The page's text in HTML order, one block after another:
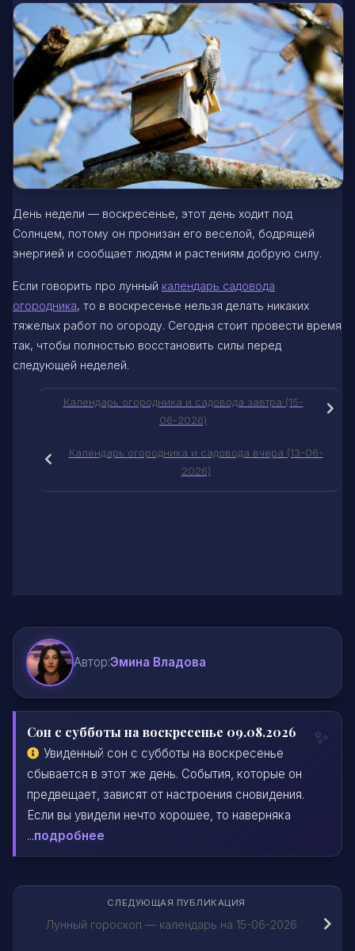
День недели — воскресенье, этот день ходит под
Солнцем, потому он пронизан его веселой, бодрящей
энергией и сообщает людям и растениям добрую силу.
Если говорить про лунный календарь садовода
огородника, то в воскресенье нельзя делать никаких
тяжелых работ по огороду. Сегодня стоит провести время
так, чтобы полностью восстановить силы перед
следующей неделей.
Календарь огородника и садовода завтра (15-
06-2026)
Календарь огородника и садовода вчера (13-06-
2026)
Автор:Эмина Владова
Сон с субботы на воскресенье 09.08.2026
Увиденный сон с субботы на воскресенье
сбывается в этот же день. События, которые он
предвещает, зависят от настроения сновидения.
Если вы увидели нечто хорошее, то наверняка
...подробнее
СЛЕДУЮЩАЯ ПУБЛИКАЦИЯ
Лунный гороскоп — календарь на 15-06-2026